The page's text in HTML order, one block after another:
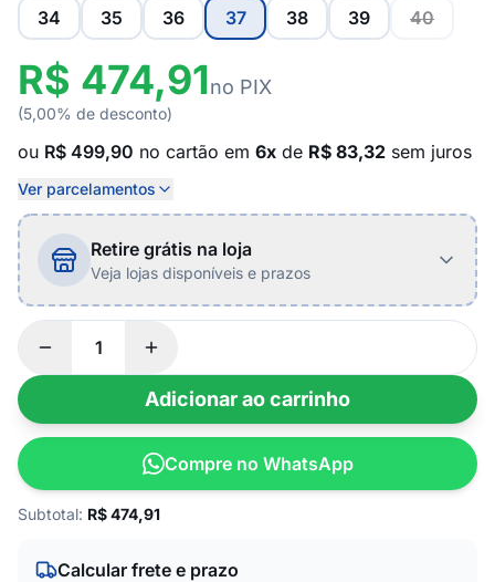
34 35 36 37 38 39 40
R$ 474,91no PIX
(5,00% de desconto)
ou R$ 499,90 no cartão em 6x de R$ 83,32 sem juros
Ver parcelamentos
Retire grátis na loja
Veja lojas disponíveis e prazos
Adicionar ao carrinho
Compre no WhatsApp
Subtotal: R$474,91
Calcular frete e prazo